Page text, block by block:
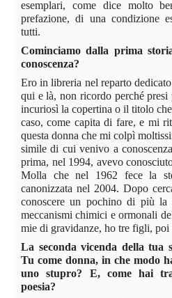
esemplari, come dice molto
prefazione, di una condizione
tutti.
Cominciamo dalla prima
conoscenza?
Ero in libreria nel reparto
qui e là, non ricordo perché
incuriosì la copertina o il titolo
caso, come capita di fare, e mi
questa donna che mi colpì
simile di cui venivo a
prima, nel 1994, avevo
Molla che nel 1962 fece la
canonizzata nel 2004. Dopo
conoscere un pochino di più la
meccanismi chimici e ormonali
mie di gravidanze, ho tre figli, poi
La seconda vicenda della tua
Tu come donna, in che modo
uno stupro? E, come hai
poesia?